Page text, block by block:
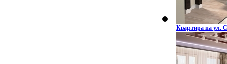
Квартира на